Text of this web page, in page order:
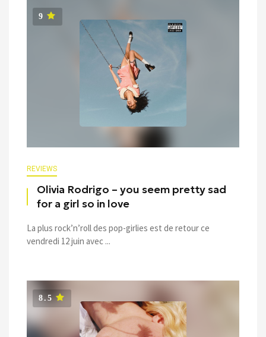
9
REVIEWS
Olivia Rodrigo – you seem pretty sad
for a girl so in love
La plus rock’n’roll des pop-girlies est de retour ce
vendredi 12 juin avec ...
8.5